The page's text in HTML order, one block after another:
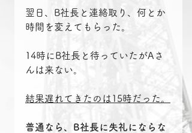
翌日、B社長と連絡取り、何とか
時間を変えてもらった。
14時にB社長と待っていたがAさ
んは来ない。
結果遅れてきたのは15時だった。
普通なら、B社長に失礼にならな